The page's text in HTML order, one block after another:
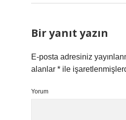
Bir yanıt yazın
E-posta adresiniz
alanlar * ile
Yorum